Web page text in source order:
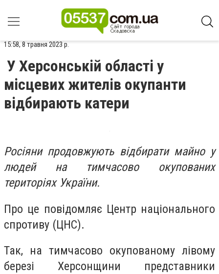
15:58, 8 травня 2023 р.
У Херсонській області у
місцевих жителів окупанти
відбирають катери
Росіяни продовжують відбирати майно у
людей на тимчасово окупованих
територіях України.
Про це повідомляє Центр національного
спротиву (ЦНС).
Так, на тимчасово окупованому лівому
березі Херсонщини представники